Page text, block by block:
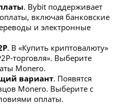
. Bybit поддерживает
включая банковские
и электронные
. В «Купить криптовалюту»
торговля». Выберите
Monero.
вариант. Появятся
Monero. Выберите с
оплаты.